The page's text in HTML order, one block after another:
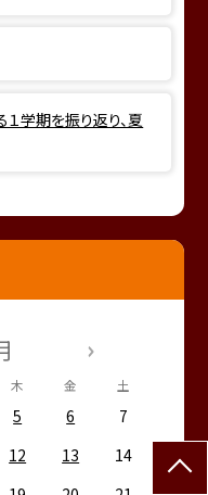
学期を振り返り、夏
木 金 土
5 6
7
12 13
14